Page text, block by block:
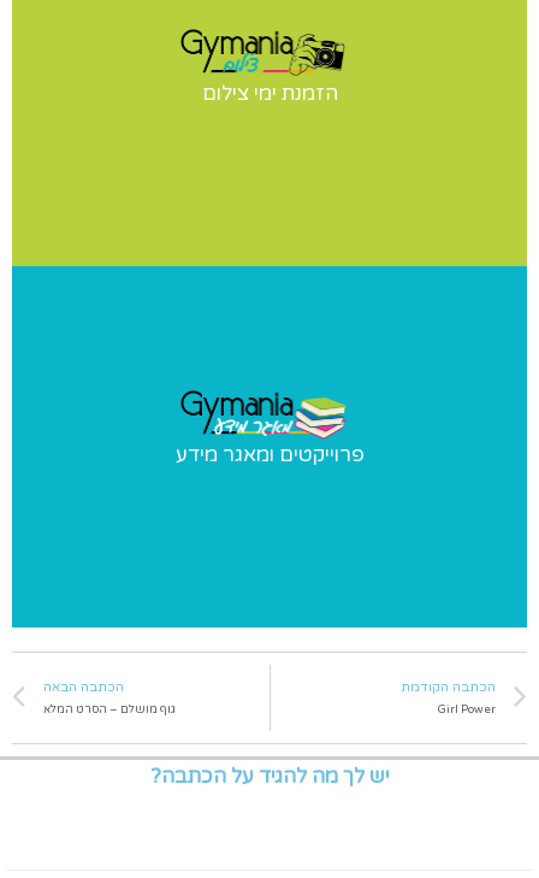
הזמנת ימי צילום
ימי צילום
יש לכם תחרות? הופעה? מעוניינים בצילומי סטודיו לנבחרת
פרוייקטים ומאגר מידע
פרוייקטים ומאגר מידע
פרוייקטים מיוחדים שאנו מבצעים ומאגר מידע בנושאי התעמלות
הכתבה הקודמת
Girl Power
הכתבה הבאה
גוף מושלם – הסרט המלא
יש לך מה להגיד על הכתבה?